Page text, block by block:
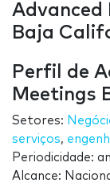
Baja
Perfil de
Meetings
Setores:
serviços,
Periodicidade:
Alcance: